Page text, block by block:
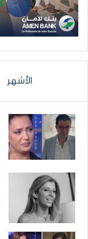
الأشهر